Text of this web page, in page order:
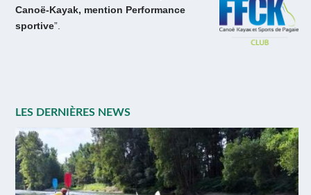
Canoë-Kayak, mention Performance
sportive”.